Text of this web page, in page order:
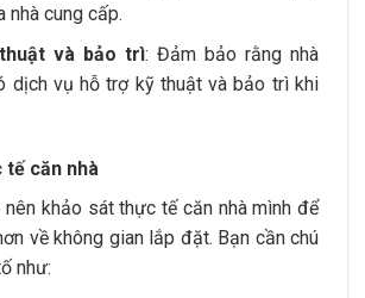
nhà cung cấp.
và bảo trì: Đảm bảo rằng nhà
dịch vụ hỗ trợ kỹ thuật và bảo trì khi
tế căn nhà
nên khảo sát thực tế căn nhà mình để
về không gian lắp đặt. Bạn cần chú
như: